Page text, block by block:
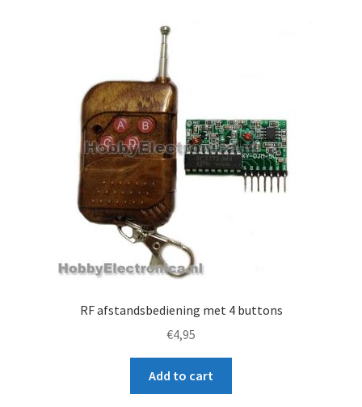
RF afstandsbediening met 4 buttons
€4,95
Add to cart